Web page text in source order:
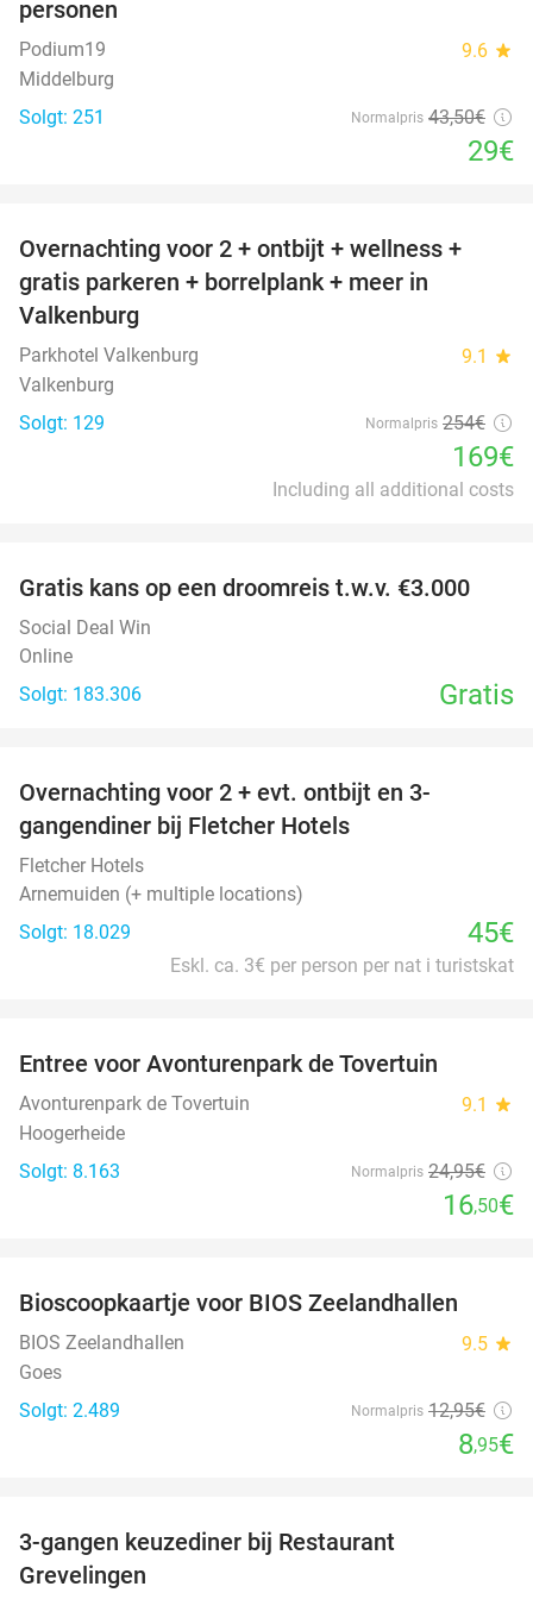
personen
Podium19 9.6 star
Middelburg
Solgt: 251
Normalpris 43,50€
29€
33%
Overnachting voor 2 + ontbijt + wellness +
gratis parkeren + borrelplank + meer in
Valkenburg
Parkhotel Valkenburg 9.1 star
Valkenburg
Solgt: 129
Normalpris 254€
169€
Including all additional costs
Gratis kans op een droomreis t.w.v. €3.000
Social Deal Win
Online
Solgt: 183.306
Gratis
Overnachting voor 2 + evt. ontbijt en 3-
gangendiner bij Fletcher Hotels
Fletcher Hotels
Arnemuiden (+ multiple locations)
Solgt: 18.029
45€
Eskl. ca. 3€ per person per nat i turistskat
Entree voor Avonturenpark de Tovertuin
Avonturenpark de Tovertuin 9.1 star
Hoogerheide
Solgt: 8.163
Normalpris 24,95€
16,50€
Bioscoopkaartje voor BIOS Zeelandhallen
BIOS Zeelandhallen 9.5 star
Goes
Solgt: 2.489
Normalpris 12,95€
8,95€
3-gangen keuzediner bij Restaurant
Grevelingen